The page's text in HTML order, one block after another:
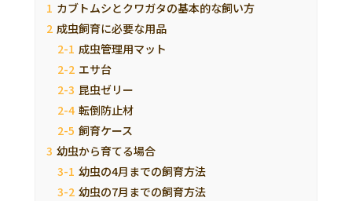
カブトムシとクワガタの基本的な飼い方
成虫飼育に必要な用品
成虫管理用マット
エサ台
昆虫ゼリー
転倒防止材
飼育ケース
幼虫から育てる場合
幼虫の4月までの飼育方法
幼虫の7月までの飼育方法